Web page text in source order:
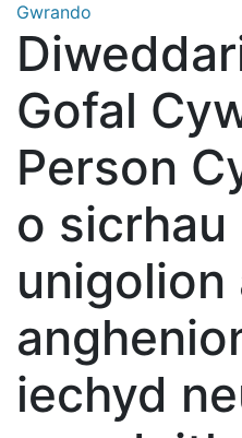
Gwrando
Gofal
Person
o sicrhau
unigolion
iechyd